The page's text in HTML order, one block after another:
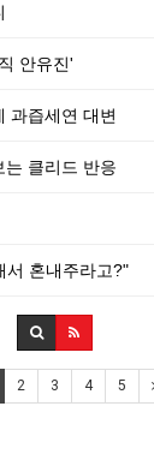
안유진'
과즙세연 대변
클리드 반응
서 혼내주라고?"
2 3 4 5